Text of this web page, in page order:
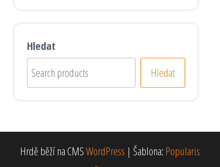
Hledat
Hledat
Hrdě běží na CMSWordPress | Šablona: Popularis